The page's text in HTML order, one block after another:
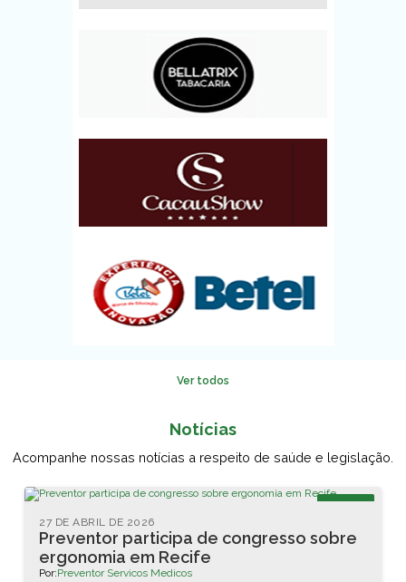
Ver todos
Notícias
Acompanhe nossas notícias a respeito de saúde e legislação.
Preventor participa de congresso sobre
ergonomia em Recife
27 DE ABRIL DE 2026
Por:Preventor Servicos Medicos